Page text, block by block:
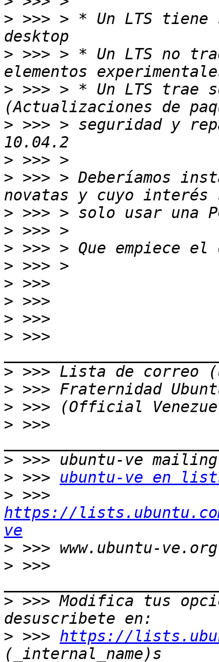
> >>> > * Un LTS tiene
> >>> > * Un LTS no
> >>> > * Un LTS trae
> >>> > seguridad y
>
> >>> > Deberíamos
>
>
>
>
>
>
>
> >>>
>
>
>
> >>>
>
> >>> ubuntu-ve en
>
https://
ve
>
> >>>
> >>> Modifica tus
> >>> https://